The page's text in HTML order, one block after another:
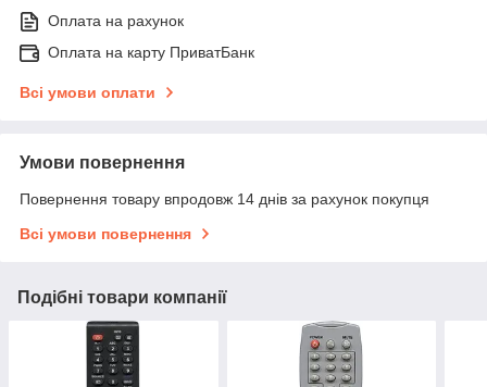
Оплата на рахунок
Оплата на карту ПриватБанк
Всі умови оплати
Умови повернення
Повернення товару впродовж 14 днів за рахунок покупця
Всі умови повернення
Подібні товари компанії